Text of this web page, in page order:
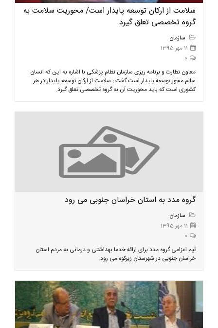
سلامت از ارکان توسعه پایدار است/ محوریت سلامت به
گروه تخصصی تعلق گیرد
سازمان
11 مهر 1395
0
معاون نظارت و برنامه ریزی سازمان نظام پزشکی با اشاره به این که انسان
سالم محور توسعه پایدار است گفت : سلامت از ارکان توسعه پایدار در هر
کشوری است که باید محوریت آن به گروه تخصصی تعلق گیرد.
گروه مدد به استان خراسان جنوبی می رود
سازمان
11 مهر 1395
0
تیم اعزامی گروه مدد برای ارائه خدما بهداشتی و درمانی به مردم استان
خراسان جنوبی در شهرستان زیرکوه می رود.